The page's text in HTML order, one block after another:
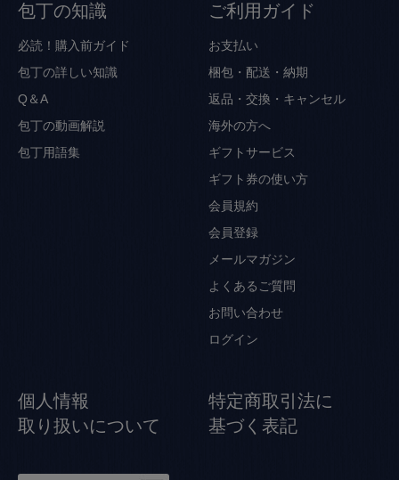
包丁の知識
必読！購入前ガイド
包丁の詳しい知識
Q＆A
包丁の動画解説
包丁用語集
ご利用ガイド
お支払い
梱包・配送・納期
返品・交換・キャンセル
海外の方へ
ギフトサービス
ギフト券の使い方
会員規約
会員登録
メールマガジン
よくあるご質問
お問い合わせ
ログイン
個人情報
取り扱いについて
特定商取引法に
基づく表記